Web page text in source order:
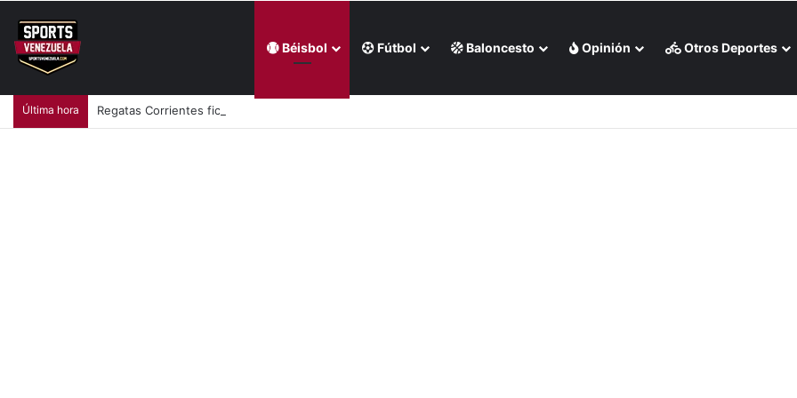
Béisbol Fútbol Baloncesto Opinión Otros Deportes
Última hora Regatas Corrientes ficha al venezolano Elián Centeno